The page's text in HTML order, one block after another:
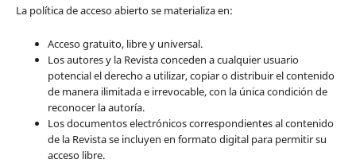
La política de acceso abierto se materializa en:
Acceso gratuito, libre y universal.
Los autores y la Revista conceden a cualquier usuario
potencial el derecho a utilizar, copiar o distribuir el contenido
de manera ilimitada e irrevocable, con la única condición de
reconocer la autoría.
Los documentos electrónicos correspondientes al contenido
de la Revista se incluyen en formato digital para permitir su
acceso libre.